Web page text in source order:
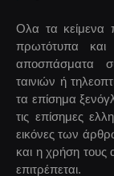
Ολα τα κείμενα
πρωτότυπα και
αποσπάσματα
ταινιών ή
τα επίσημα
τις επίσημες
εικόνες των
και η χρήση τους
επιτρέπεται.